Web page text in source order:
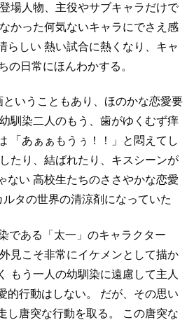
場人物、主役やサブキャラだけで
かった何気ないキャラにでさえ感
らしい 熱い試合に熱くなり、キャ
の日常にほんわかする。
いうこともあり、ほのかな恋愛要
馴染二人のもう、歯がゆくむず痒
「あぁぁもうぅ！！」と悶えてし
たり、結ばれたり、キスシーンが
ない 高校生たちのささやかな恋愛
タの世界の清涼剤になっていた
である「太一」のキャラクター
見こそ非常にイケメンとして描か
もう一人の幼馴染に遠慮して主人
的行動はしない。
だが、その思い
し唐突な行動を取る。
この唐突な